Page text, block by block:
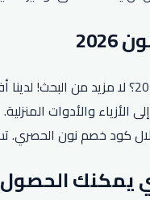
كود خصم نون الحصري.
يمكنك الحصول